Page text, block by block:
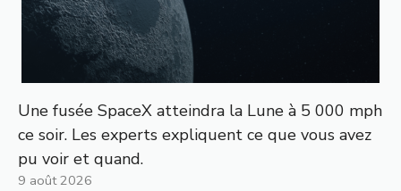
Une fusée SpaceX atteindra la Lune à 5 000 mph
ce soir. Les experts expliquent ce que vous avez
pu voir et quand.
9 août 2026